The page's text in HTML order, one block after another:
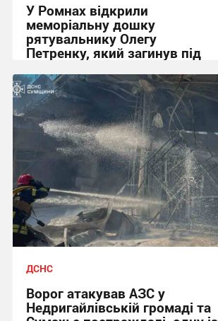
У Ромнах відкрили
меморіальну дошку
рятувальнику Олегу
Петренку, який загинув під
10:00, 24.07.2026
ДСНС
Ворог атакував АЗС у
Недригайлівській громаді та